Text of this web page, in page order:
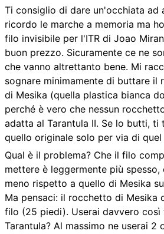
Ti consiglio di dare un'occhiata ad
ricordo le marche a memoria ma
filo invisibile per l'ITR di Joao
buon prezzo. Sicuramente ce ne
che vanno altrettanto bene. Mi
sognare minimamente di buttare il
di Mesika (quella plastica bianca
perché è vero che nessun
adatta al Tarantula II. Se lo butti, ti
quello originale solo per via di
Qual è il problema? Che il filo
mettere è leggermente più spesso,
meno rispetto a quello di Mesika
Ma pensaci: il rocchetto di Mesika
filo (25 piedi). Userai davvero
Tarantula? Al massimo ne userai 2